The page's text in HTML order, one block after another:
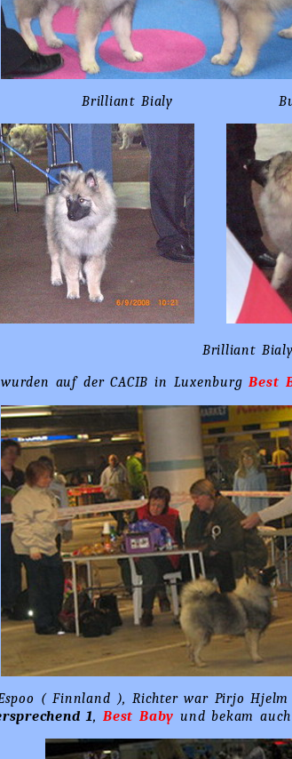
Brilliant Bialy
Bialy
auf der CACIB in LuxenburgBest
( Finnland ), Richter war Pirjo
1, Best Baby und bekam